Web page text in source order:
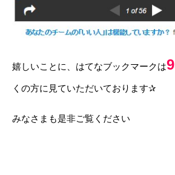
嬉しいことに、はてなブックマークは
くの方に見ていただいております✰
みなさまも是非ご覧ください